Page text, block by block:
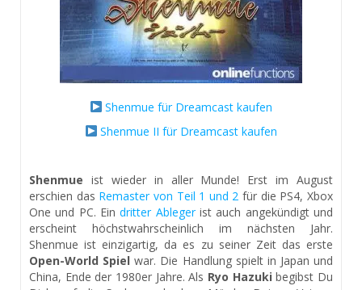
Shenmue für Dreamcast kaufen
Shenmue II für Dreamcast kaufen
Shenmue ist wieder in aller Munde! Erst im August
erschien das Remaster von Teil 1 und 2 für die PS4, Xbox
One und PC. Eindritter Ablegerist auch angekündigt und
erscheint höchstwahrscheinlich im nächsten Jahr.
Shenmue ist einzigartig, da es zu seiner Zeit das erste
Open-World Spiel war. Die Handlung spielt in Japan und
China, Ende der 1980er Jahre. Als Ryo Hazuki begibst Du